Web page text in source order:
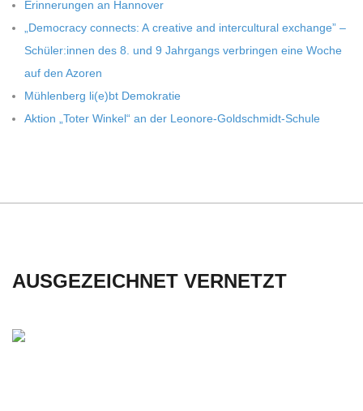
Erin­ne­run­gen an Hannover
„Demo­cracy con­nects: A crea­tive and inter­cul­tu­ral exch­ange” –
Schüler:innen des 8. und 9 Jahr­gangs ver­brin­gen eine Woche
auf den Azoren
Müh­len­berg li(e)bt Demokratie
Aktion „Toter Win­kel“ an der Leonore-Goldschmidt-Schule
AUSGEZEICHNET VERNETZT